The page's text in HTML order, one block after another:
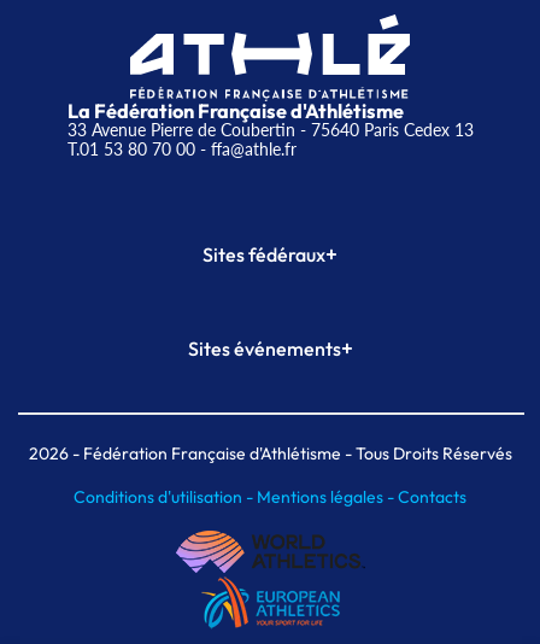
La Fédération Française d'Athlétisme
33 Avenue Pierre de Coubertin - 75640 Paris Cedex 13
T.01 53 80 70 00- ffa@athle.fr
Sites fédéraux+
Plateforme Formation
Sites événements+
Meeting de Paris indoor
MAIF Ekiden de Paris
2026- Fédération Française d'Athlétisme - Tous Droits Réservés
Conditions d'utilisation - Mentions légales -Contacts